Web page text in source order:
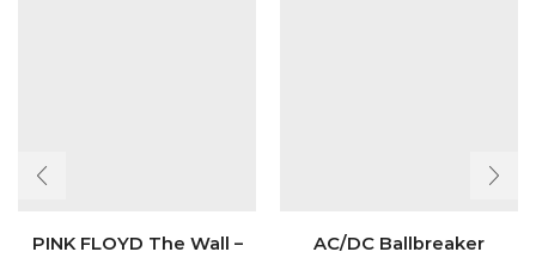
PINK FLOYD The Wall –
AC/DC Ballbreaker